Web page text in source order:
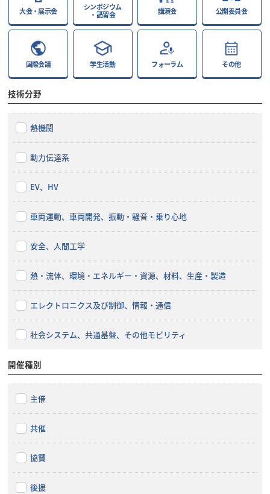
大会・展示会
シンポジウム
・講習会
講演会 公開委員会
国際会議 学生活動 フォーラム その他
技術分野
熱機関
動力伝達系
EV、HV
車両運動、車両開発、振動・騒音・乗り心地
安全、人間工学
熱・流体、環境・エネルギー・資源、材料、生産・製造
エレクトロニクス及び制御、情報・通信
社会システム、共通基盤、その他モビリティ
開催種別
主催
共催
協賛
後援